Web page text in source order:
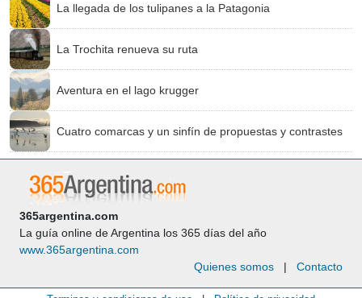
La llegada de los tulipanes a la Patagonia
La Trochita renueva su ruta
Aventura en el lago krugger
Cuatro comarcas y un sinfín de propuestas y contrastes
365argentina.com
La guía online de Argentina los 365 días del año
www.365argentina.com
Quienes somos | Contacto